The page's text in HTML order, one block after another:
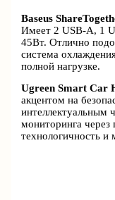
Baseus
Имеет 2 USB-A, 1
45Вт. Отлично
система
полной нагрузке.
Ugreen Smart Car
акцентом на
интеллектуальным
мониторинга
технологичность и